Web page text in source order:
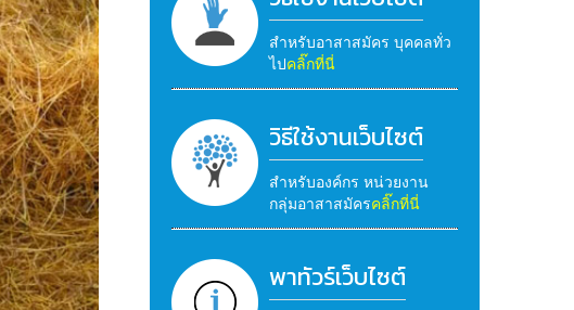
สำหรับอาสาสมัคร บุคคลทั่ว
ไปคลิ๊กที่นี่
วิธีใช้งานเว็บไซต์
สำหรับองค์กร หน่วยงาน
กลุ่มอาสาสมัครคลิ๊กที่นี่
พาทัวร์เว็บไซต์